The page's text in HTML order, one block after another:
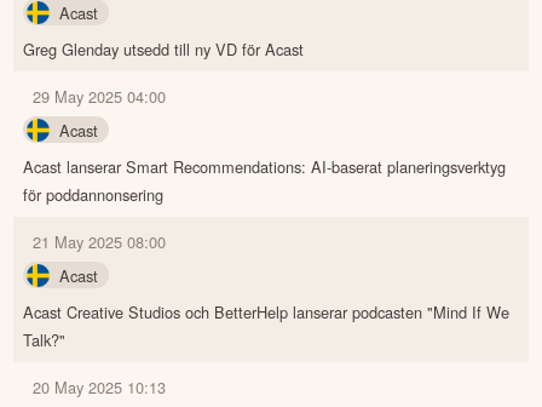
Acast
Greg Glenday utsedd till ny VD för Acast
29 May 2025 04:00
Acast
Acast lanserar Smart Recommendations: AI-baserat planeringsverktyg
för poddannonsering
21 May 2025 08:00
Acast
Acast Creative Studios och BetterHelp lanserar podcasten "Mind If We
Talk?"
20 May 2025 10:13